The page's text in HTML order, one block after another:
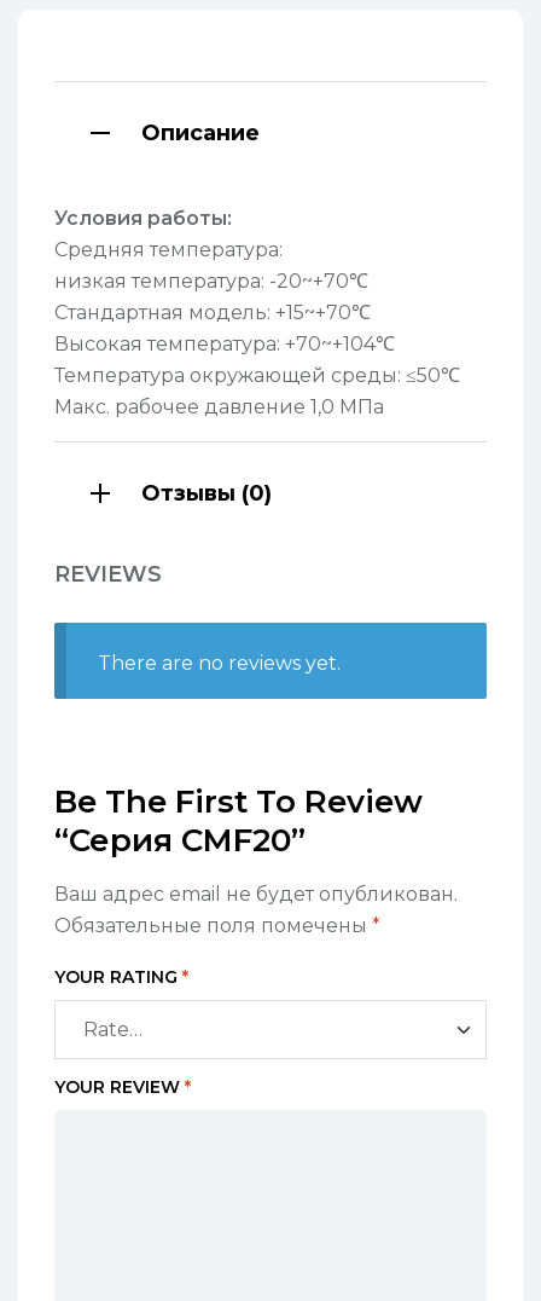
Описание
Условия работы:
Средняя температура:
низкая температура: -20~+70℃
Стандартная модель: +15~+70℃
Высокая температура: +70~+104℃
Температура окружающей среды: ≤50℃
Макс. рабочее давление 1,0 МПа
Отзывы (0)
REVIEWS
There are no reviews yet.
Be The First To Review
“Серия CMF20”
Ваш адрес email не будет опубликован.
Обязательные поля помечены *
YOUR RATING *
YOUR REVIEW *